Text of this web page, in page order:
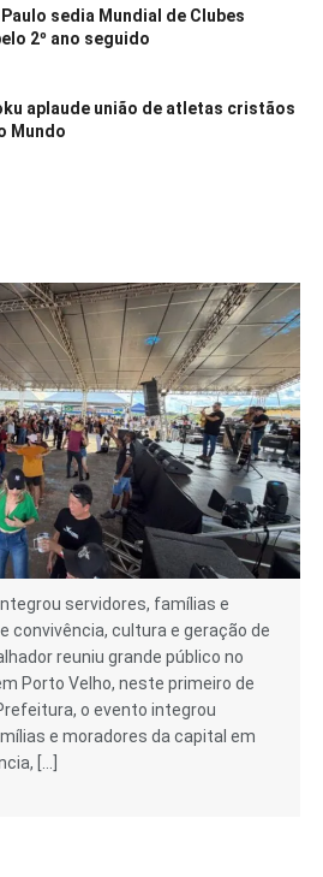
sedia Mundial de Clubes
2º ano seguido
aplaude união de atletas cristãos
Mundo
servidores, famílias e
convivência, cultura e geração de
reuniu grande público no
Porto Velho, neste primeiro de
o evento integrou
e moradores da capital em
[…]